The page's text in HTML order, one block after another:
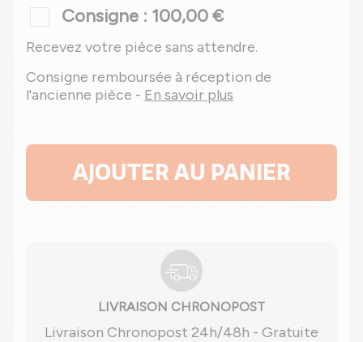
Consigne : 100,00 €
Recevez votre pièce sans attendre.
Consigne remboursée à réception de
l'ancienne pièce - En savoir plus
AJOUTER AU PANIER
LIVRAISON CHRONOPOST
Livraison Chronopost 24h/48h - Gratuite